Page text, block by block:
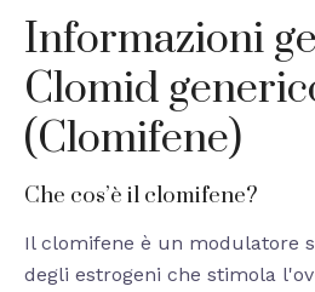
Informazioni
Clomid
(Clomifene)
Che cos’è il clomifene?
Il clomifene è un modulatore
degli estrogeni che stimola